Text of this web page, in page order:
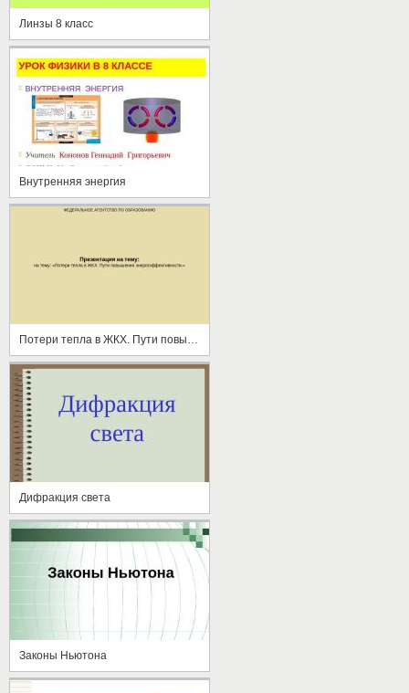
Линзы 8 класс
Внутренняя энергия
Дифракция света
Законы Ньютона